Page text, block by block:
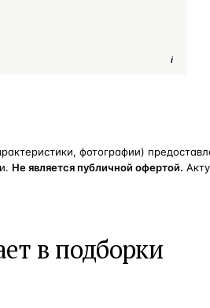
i
фотографии)
Не является публичной офертой.
в подборки